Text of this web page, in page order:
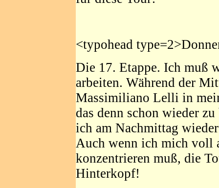
<typohead
Die 17. Etappe. Ich muß
arbeiten. Während der
Massimiliano Lelli in
das denn schon wieder
ich am Nachmittag
Auch wenn ich mich voll
konzentrieren muß, die
Hinterkopf!